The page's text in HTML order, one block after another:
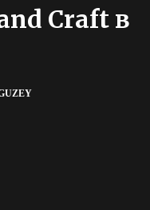
Craft в